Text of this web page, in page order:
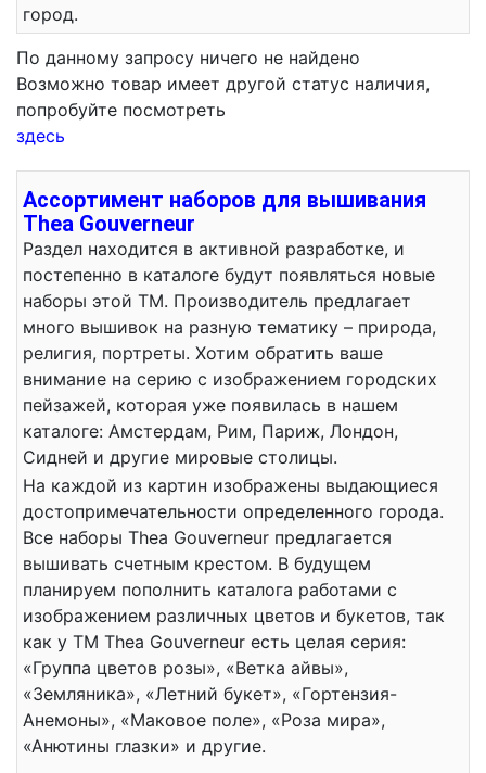
город.
По данному запросу ничего не найдено
Возможно товар имеет другой статус наличия,
попробуйте посмотреть
здесь
Ассортимент наборов для вышивания
Thea Gouverneur
Раздел находится в активной разработке, и
постепенно в каталоге будут появляться новые
наборы этой ТМ. Производитель предлагает
много вышивок на разную тематику – природа,
религия, портреты. Хотим обратить ваше
внимание на серию с изображением городских
пейзажей, которая уже появилась в нашем
каталоге: Амстердам, Рим, Париж, Лондон,
Сидней и другие мировые столицы.
На каждой из картин изображены выдающиеся
достопримечательности определенного города.
Все наборы Thea Gouverneur предлагается
вышивать счетным крестом. В будущем
планируем пополнить каталога работами с
изображением различных цветов и букетов, так
как у ТМ Thea Gouverneur есть целая серия:
«Группа цветов розы», «Ветка айвы»,
«Земляника», «Летний букет», «Гортензия-
Анемоны», «Маковое поле», «Роза мира»,
«Анютины глазки» и другие.